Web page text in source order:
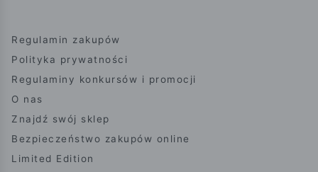
Regulamin zakupów
Polityka prywatności
Regulaminy konkursów i promocji
O nas
Znajdź swój sklep
Bezpieczeństwo zakupów online
Limited Edition